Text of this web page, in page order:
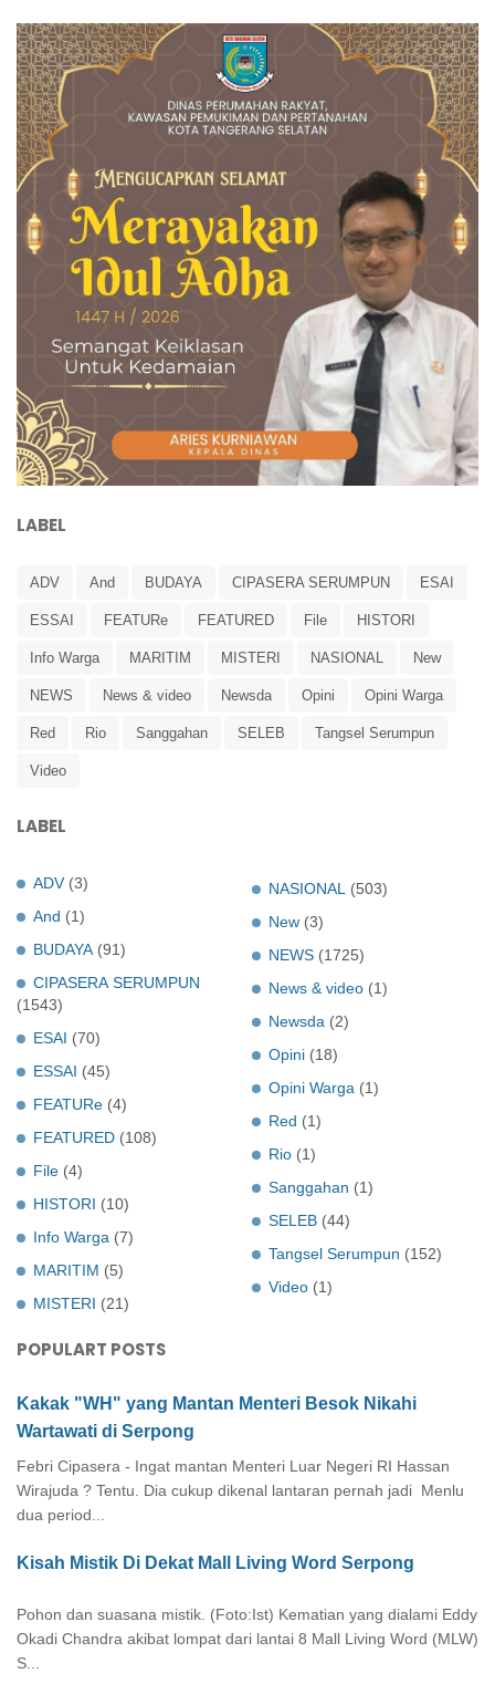
LABEL
ADV And BUDAYA CIPASERA SERUMPUN ESAI
ESSAI FEATURe FEATURED File HISTORI
Info Warga MARITIM MISTERI NASIONAL New
NEWS News & video Newsda Opini Opini Warga
Red Rio Sanggahan SELEB Tangsel Serumpun
Video
LABEL
ADV (3)
And (1)
BUDAYA (91)
CIPASERA SERUMPUN
(1543)
ESAI (70)
ESSAI (45)
FEATURe (4)
FEATURED (108)
File (4)
HISTORI (10)
Info Warga (7)
MARITIM (5)
MISTERI (21)
NASIONAL
(503)
New (3)
NEWS (1725)
News & video (1)
Newsda (2)
Opini (18)
Opini Warga (1)
Red (1)
Rio (1)
Sanggahan (1)
SELEB (44)
Tangsel Serumpun (152)
Video (1)
POPULART POSTS
Kakak "WH" yang Mantan Menteri Besok Nikahi
Wartawati di Serpong
Febri Cipasera - Ingat mantan Menteri Luar Negeri RI Hassan
Wirajuda ? Tentu. Dia cukup dikenal lantaran pernah jadi Menlu
dua period...
Kisah Mistik Di Dekat Mall Living Word Serpong
Pohon dan suasana mistik. (Foto:Ist) Kematian yang dialami Eddy
Okadi Chandra akibat lompat dari lantai 8 Mall Living Word (MLW)
S...